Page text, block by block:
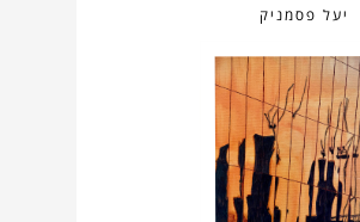
יעל פסמניק